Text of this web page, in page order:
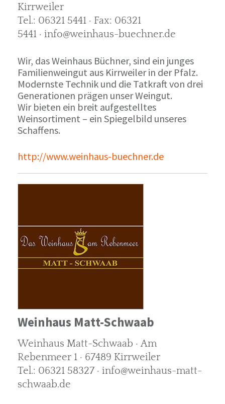
Kirrweiler
Tel.: 06321 5441 · Fax: 06321
5441 · info@weinhaus-buechner.de
Wir, das Weinhaus Büchner, sind ein junges
Familienweingut aus Kirrweiler in der Pfalz.
Modernste Technik und die Tatkraft von drei
Generationen prägen unser Weingut.
Wir bieten ein breit aufgestelltes
Weinsortiment – ein Spiegelbild unseres
Schaffens.
http://www.weinhaus-buechner.de
Weinhaus Matt-Schwaab
Weinhaus Matt-Schwaab · Am
Rebenmeer 1 · 67489 Kirrweiler
Tel.: 06321 58327 · info@weinhaus-matt-
schwaab.de